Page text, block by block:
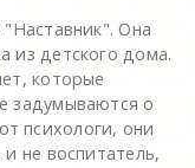
Она
из детского дома.
которые
задумываются о
психологи, они
не воспитатель,